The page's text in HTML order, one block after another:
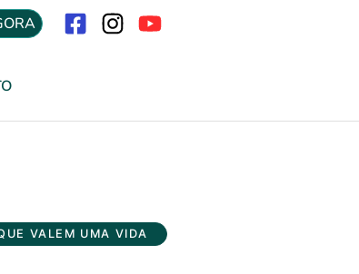
VALEM UMA VIDA